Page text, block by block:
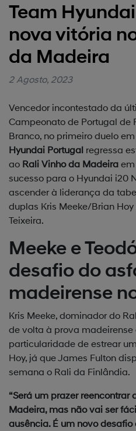
Team
nova vitória
da Madeira
2 Agosto, 2023
Vencedor incontestado da
Campeonato de Portugal de
Branco, no primeiro duelo
Hyundai Portugal regressa
ao Rali Vinho da Madeira
sucesso para o Hyundai i20
ascender à liderança da
duplas Kris Meeke/Brian
Teixeira.
Meeke e
desafio do
madeirense
Kris Meeke, dominador do
de volta à prova madeirense
particularidade de estrear
Hoy, já que James Fulton
semana o Rali da Finlândia.
“Será um prazer
Madeira, mas não vai ser
ausência. É um novo